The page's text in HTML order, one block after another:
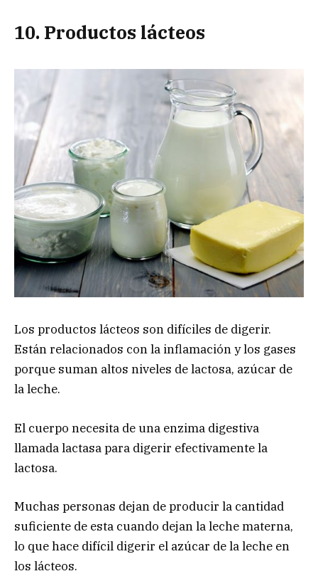
10. Productos lácteos
Los productos lácteos son difíciles de digerir.
Están relacionados con la inflamación y los gases
porque suman altos niveles de lactosa, azúcar de
la leche.
El cuerpo necesita de una enzima digestiva
llamada lactasa para digerir efectivamente la
lactosa.
Muchas personas dejan de producir la cantidad
suficiente de esta cuando dejan la leche materna,
lo que hace difícil digerir el azúcar de la leche en
los lácteos.